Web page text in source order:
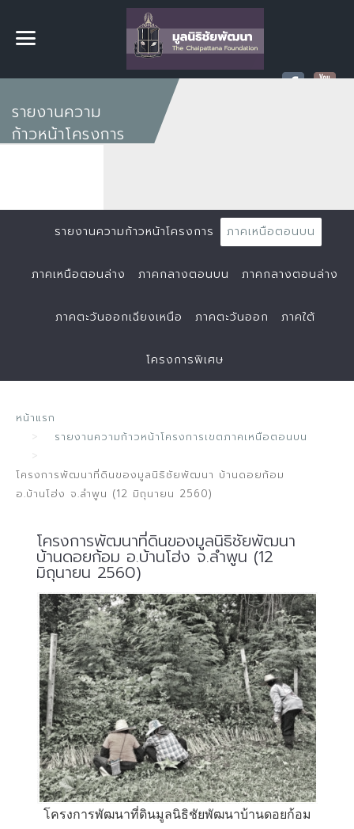
รายงานความ
ก้าวหน้าโครงการ
รายงานความก้าวหน้าโครงการ ภาคเหนือตอนบน
ภาคเหนือตอนล่าง ภาคกลางตอนบน ภาคกลางตอนล่าง
ภาคตะวันออกเฉียงเหนือ ภาคตะวันออก ภาคใต้
โครงการพิเศษ
หน้าแรก
รายงานความก้าวหน้าโครงการเขตภาคเหนือตอนบน
โครงการพัฒนาที่ดินของมูลนิธิชัยพัฒนา บ้านดอยก้อม
อ.บ้านโฮ่ง จ.ลำพูน (12 มิถุนายน 2560)
โครงการพัฒนาที่ดินของมูลนิธิชัยพัฒนา
บ้านดอยก้อม อ.บ้านโฮ่ง จ.ลำพูน (12
มิถุนายน 2560)
โครงการพัฒนาที่ดินมูลนิธิชัยพัฒนาบ้านดอยก้อม